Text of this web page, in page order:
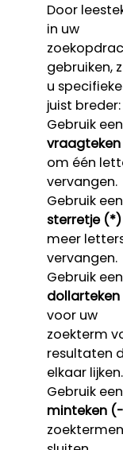
Door
in uw
gebruiken,
u
juist breder:
Gebruik een
om één
vervangen.
Gebruik een
sterretje (*)
meer
vervangen.
Gebruik een
voor uw
zoekterm
resultaten
elkaar lijken.
Gebruik een
minteken